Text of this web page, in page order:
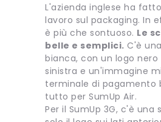
L'azienda inglese ha
lavoro sul packaging. In
è più che sontuoso. Le
belle e semplici. C'è
bianca, con un logo nero
sinistra e un'immagine
terminale di pagamento
tutto per SumUp Air.
Per il SumUp 3G, c'è una